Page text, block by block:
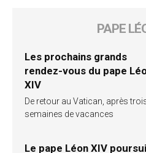
PAPE
Les prochains grands
rendez-vous du pape
XIV
De retour au Vatican, après
semaines de vacances
Le pape Léon XIV